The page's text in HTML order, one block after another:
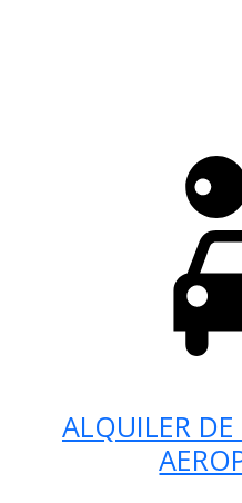
ALQUILER